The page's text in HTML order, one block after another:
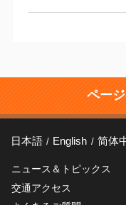
ペー
日本語 English 简体
ニュース＆トピックス
交通アクセス